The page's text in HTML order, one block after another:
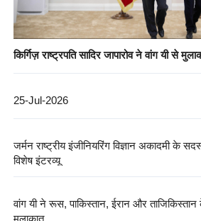
किर्गिज़ राष्ट्रपति सादिर जापारोव ने वांग यी से
25-Jul-2026
जर्मन राष्ट्रीय इंजीनियरिंग विज्ञान अकादमी के
विशेष इंटरव्यू
वांग यी ने रूस, पाकिस्तान, ईरान और
मुलाक़ात